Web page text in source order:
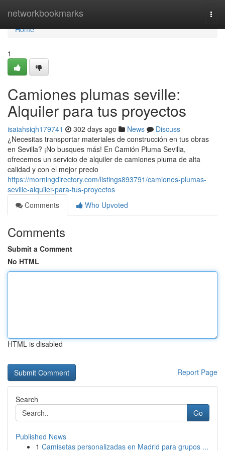
networkbookmarks
Home
Home
1
Camiones plumas seville:
Alquiler para tus proyectos
isaiahsiqh179741 302 days ago News
Discuss
¿Necesitas transportar materiales de construcción en tus obras
en Sevilla? ¡No busques más! En Camión Pluma Sevilla,
ofrecemos un servicio de alquiler de camiones pluma de alta
calidad y con el mejor precio
https://morningdirectory.com/listings893791/camiones-plumas-
seville-alquiler-para-tus-proyectos
Comments
Who Upvoted
Comments
Submit a Comment
No HTML
HTML is disabled
Report Page
Search
Go
Published News
1 Camisetas personalizadas en Madrid para grupos ...